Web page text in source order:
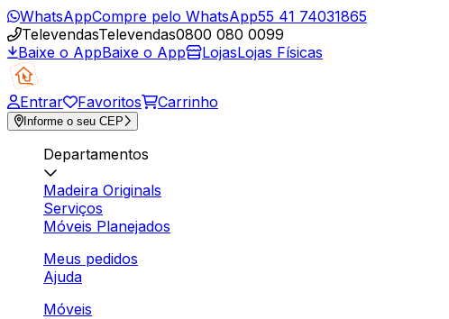
WhatsAppCompre pelo WhatsApp55 41 74031865
TelevendasTelevendas0800 080 0099
Baixe o AppBaixe o App LojasLojas Físicas
Entrar Favoritos Carrinho
Informe o seu CEP
Departamentos
Madeira Originals
Serviços
Móveis Planejados
Meus pedidos
Ajuda
Móveis